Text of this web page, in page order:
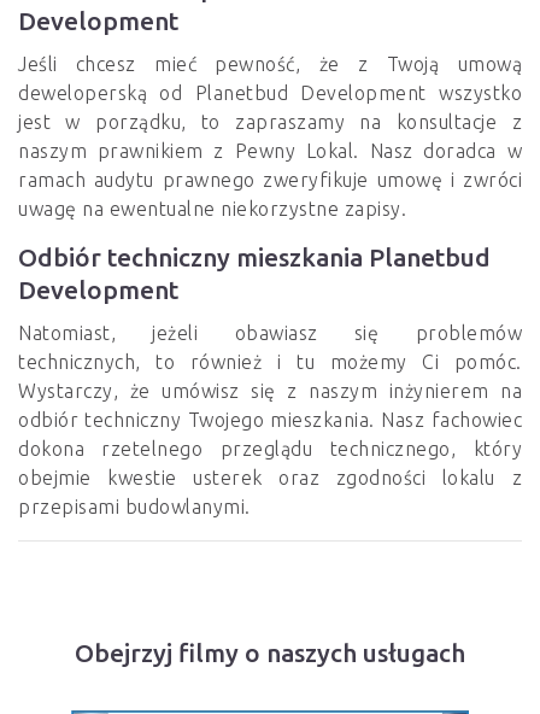
Development
Jeśli chcesz mieć pewność, że z Twoją umową
deweloperską od Planetbud Development wszystko
jest w porządku, to zapraszamy na konsultacje z
naszym prawnikiem z Pewny Lokal. Nasz doradca w
ramach audytu prawnego zweryfikuje umowę i zwróci
uwagę na ewentualne niekorzystne zapisy.
Odbiór techniczny mieszkania Planetbud
Development
Natomiast, jeżeli obawiasz się problemów
technicznych, to również i tu możemy Ci pomóc.
Wystarczy, że umówisz się z naszym inżynierem na
odbiór techniczny Twojego mieszkania. Nasz fachowiec
dokona rzetelnego przeglądu technicznego, który
obejmie kwestie usterek oraz zgodności lokalu z
przepisami budowlanymi.
Obejrzyj filmy o naszych usługach